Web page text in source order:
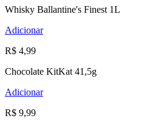
Whisky Ballantine's Finest 1L
Adicionar
R$ 4,99
Chocolate KitKat 41,5g
Adicionar
R$ 9,99